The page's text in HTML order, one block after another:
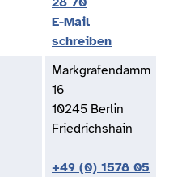
E-Mail
schreiben
Markgrafendamm
16
10245 Berlin
Friedrichshain
+49 (0) 1578 05